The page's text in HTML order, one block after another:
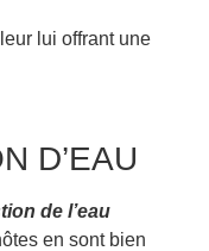
lui offrant une
D’EAU
de l’eau
en sont bien